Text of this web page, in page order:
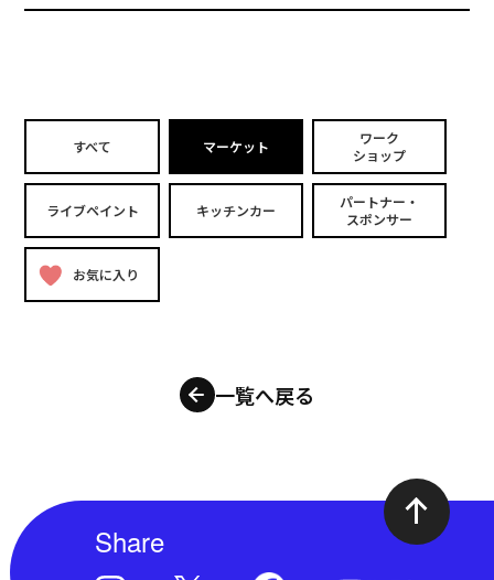
すべて マーケット
ワーク
ショップ
ライブペイント キッチンカー
パートナー・
スポンサー
お気に入り
一覧へ戻る
Share